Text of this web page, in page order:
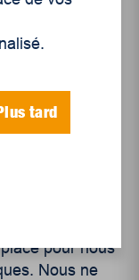
du
: les
vite que
des chaleurs
à la fin juin
pour nous
Nous ne
tard